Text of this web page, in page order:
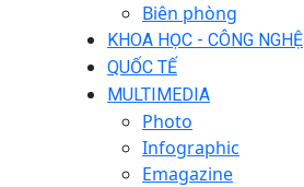
Biên phòng
KHOA HỌC - CÔNG NGHỆ
QUỐC TẾ
MULTIMEDIA
Photo
Infographic
Emagazine